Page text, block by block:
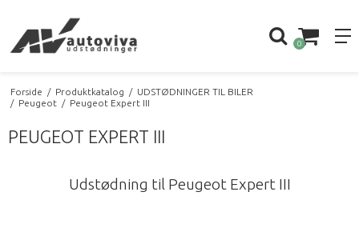
0
Forside / Produktkatalog / UDSTØDNINGER TIL BILER
/ Peugeot / Peugeot Expert III
PEUGEOT EXPERT III
Udstødning til Peugeot Expert III